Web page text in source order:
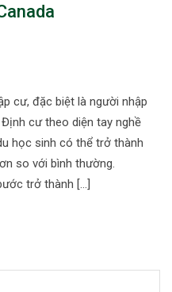
cư, đặc biệt là người nhập
cư theo diện tay nghề
học sinh có thể trở thành
so với bình thường.
trở thành […]